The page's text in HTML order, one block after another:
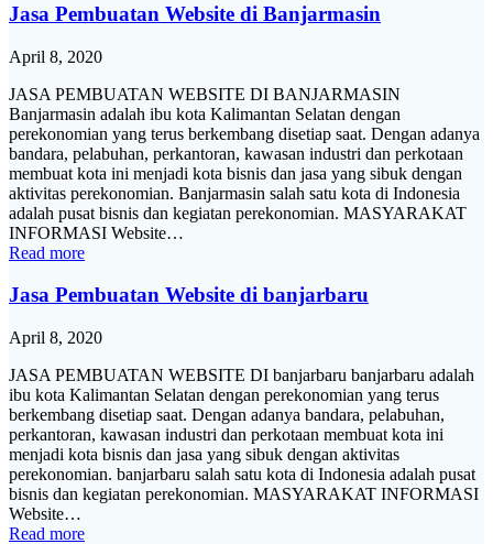
Jasa Pembuatan Website di Banjarmasin
April 8, 2020
JASA PEMBUATAN WEBSITE DI BANJARMASIN
Banjarmasin adalah ibu kota Kalimantan Selatan dengan
perekonomian yang terus berkembang disetiap saat. Dengan adanya
bandara, pelabuhan, perkantoran, kawasan industri dan perkotaan
membuat kota ini menjadi kota bisnis dan jasa yang sibuk dengan
aktivitas perekonomian. Banjarmasin salah satu kota di Indonesia
adalah pusat bisnis dan kegiatan perekonomian. MASYARAKAT
INFORMASI Website…
Read more
Jasa Pembuatan Website di banjarbaru
April 8, 2020
JASA PEMBUATAN WEBSITE DI banjarbaru banjarbaru adalah
ibu kota Kalimantan Selatan dengan perekonomian yang terus
berkembang disetiap saat. Dengan adanya bandara, pelabuhan,
perkantoran, kawasan industri dan perkotaan membuat kota ini
menjadi kota bisnis dan jasa yang sibuk dengan aktivitas
perekonomian. banjarbaru salah satu kota di Indonesia adalah pusat
bisnis dan kegiatan perekonomian. MASYARAKAT INFORMASI
Website…
Read more